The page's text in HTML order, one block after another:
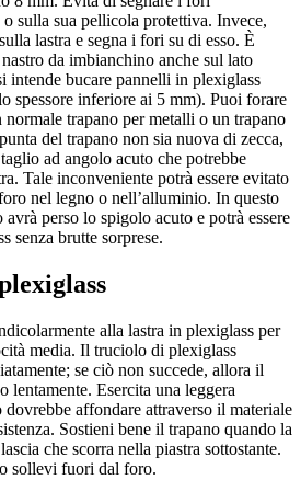
sulla sua pellicola protettiva. Invece,
lastra e segna i fori su di esso. È
da imbianchino anche sul lato
intende bucare pannelli in plexiglass
spessore inferiore ai 5 mm). Puoi forare
trapano per metalli o un trapano
del trapano non sia nuova di zecca,
ad angolo acuto che potrebbe
Tale inconveniente potrà essere evitato
nel legno o nell’alluminio. In questo
perso lo spigolo acuto e potrà essere
senza brutte sorprese.
alla lastra in plexiglass per
media. Il truciolo di plexiglass
se ciò non succede, allora il
lentamente. Esercita una leggera
dovrebbe affondare attraverso il materiale
Sostieni bene il trapano quando la
che scorra nella piastra sottostante.
sollevi fuori dal foro.